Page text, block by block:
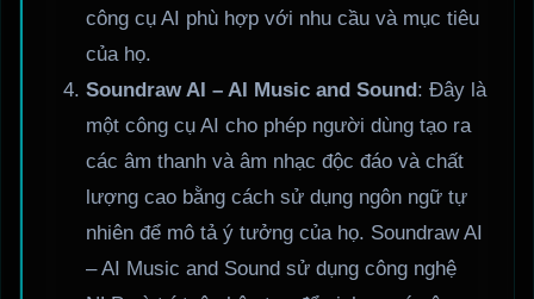
công cụ AI phù hợp với nhu cầu và mục tiêu
của họ.
Soundraw AI – AI Music and Sound: Đây là
một công cụ AI cho phép người dùng tạo ra
các âm thanh và âm nhạc độc đáo và chất
lượng cao bằng cách sử dụng ngôn ngữ tự
nhiên để mô tả ý tưởng của họ. Soundraw AI
– AI Music and Sound sử dụng công nghệ